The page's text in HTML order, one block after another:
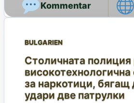
BULGARIEN
Столичната полиция
за наркотици, бягащ
удари две патрулки